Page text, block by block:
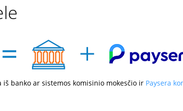
banko ar sistemos komisinio mokesčio ir Paysera